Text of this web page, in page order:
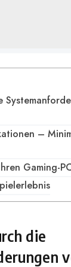
–
Gaming-
die